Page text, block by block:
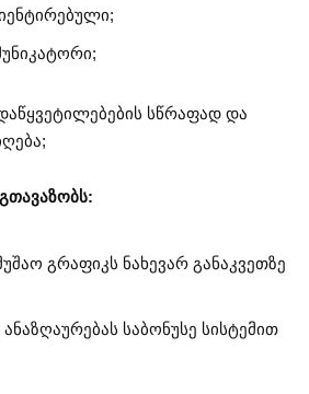
სწრაფად და
გრაფიკს ნახევარ განაკვეთზე
საბონუსე სისტემით